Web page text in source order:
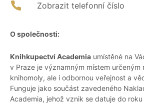
Zobrazit telefonní číslo
O společnosti:
Knihkupectví Academia umístěné na
v Praze je významným místem určeným
knihomoly, ale i odbornou veřejnost a
Funguje jako součást zavedeného
Academia, jehož vznik se datuje do